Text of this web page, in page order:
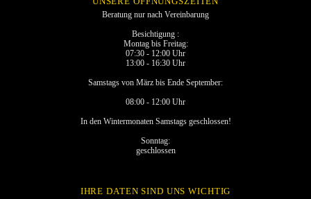
Beratung nur nach Vereinbarung
Besichtigung :
Montag bis Freitag:
07:30 - 12:00 Uhr
13:00 - 16:30 Uhr
Samstags von März bis Ende September:
08:00 - 12:00 Uhr
In den Wintermonaten Samstags geschlossen!
Sonntag:
geschlossen
IHRE DATEN SIND UNS WICHTIG